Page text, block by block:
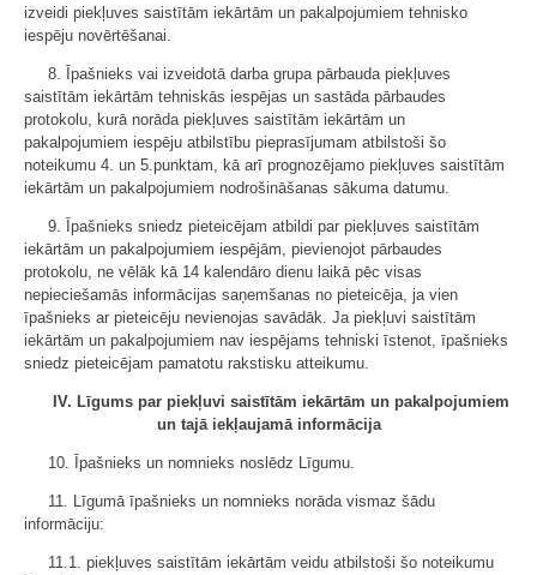
izveidi piekļuves saistītām iekārtām un pakalpojumiem tehnisko
iespēju novērtēšanai.
8. Īpašnieks vai izveidotā darba grupa pārbauda piekļuves
saistītām iekārtām tehniskās iespējas un sastāda pārbaudes
protokolu, kurā norāda piekļuves saistītām iekārtām un
pakalpojumiem iespēju atbilstību pieprasījumam atbilstoši šo
noteikumu 4. un 5.punktam, kā arī prognozējamo piekļuves saistītām
iekārtām un pakalpojumiem nodrošināšanas sākuma datumu.
9. Īpašnieks sniedz pieteicējam atbildi par piekļuves saistītām
iekārtām un pakalpojumiem iespējām, pievienojot pārbaudes
protokolu, ne vēlāk kā 14 kalendāro dienu laikā pēc visas
nepieciešamās informācijas saņemšanas no pieteicēja, ja vien
īpašnieks ar pieteicēju nevienojas savādāk. Ja piekļuvi saistītām
iekārtām un pakalpojumiem nav iespējams tehniski īstenot, īpašnieks
sniedz pieteicējam pamatotu rakstisku atteikumu.
IV. Līgums par piekļuvi saistītām iekārtām un pakalpojumiem
un tajā iekļaujamā informācija
10. Īpašnieks un nomnieks noslēdz Līgumu.
11. Līgumā īpašnieks un nomnieks norāda vismaz šādu
informāciju:
11.1. piekļuves saistītām iekārtām veidu atbilstoši šo noteikumu